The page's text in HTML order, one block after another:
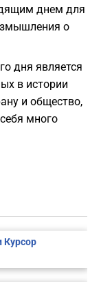
днем для
о
дня является
в истории
и общество,
много
Курсор